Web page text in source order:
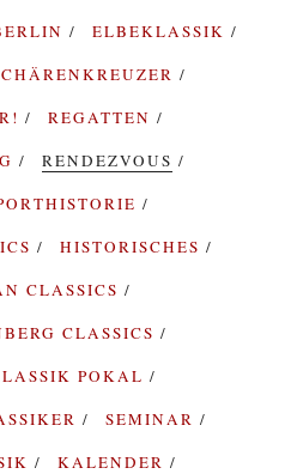
ELBEKLASSIK
REGATTEN
RENDEZVOUS
HISTORISCHES
CLASSICS
CLASSICS
POKAL
SEMINAR
KALENDER